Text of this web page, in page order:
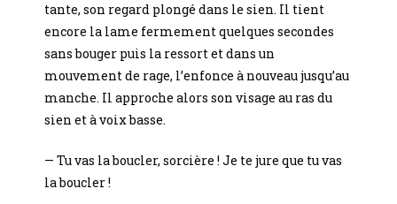
tante, son regard plongé dans le sien. Il tient
encore la lame fermement quelques secondes
sans bouger puis la ressort et dans un
mouvement de rage, l’enfonce à nouveau jusqu’au
manche. Il approche alors son visage au ras du
sien et à voix basse.
— Tu vas la boucler, sorcière ! Je te jure que tu vas
la boucler !